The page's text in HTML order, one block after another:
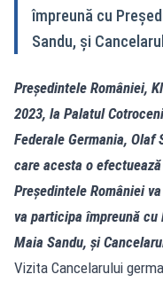
împreună cu
Sandu, și
Președintele României,
2023, la Palatul
Federale Germania,
care acesta o
Președintele României
va participa împreună
Maia Sandu, și
Vizita Cancelarului